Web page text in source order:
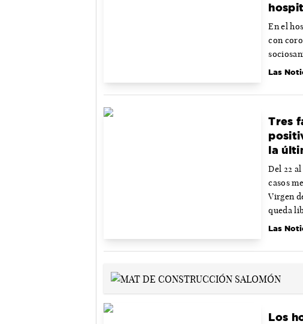
En el
con
Las
Tres
la
Del 22
casos
Virgen
queda
Las
Los